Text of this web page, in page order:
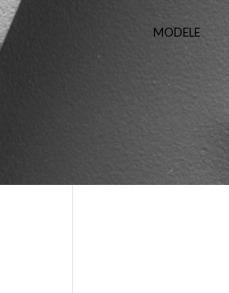
MODELE